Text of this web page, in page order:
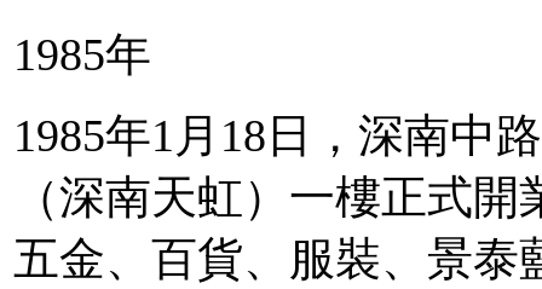
1985年
1985年1月18日，深南中
（深南天虹）一樓正式
五金、百貨、服裝、景泰